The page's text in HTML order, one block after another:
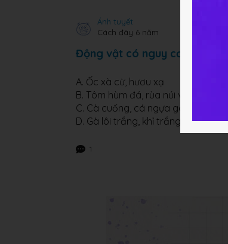
Ánh tuyết
Cách đây 6 năm
Động vật có nguy cơ tuyệt
A. Ốc xà cừ, hươu xạ
B. Tôm hùm đá, rùa núi vàng
C. Cà cuống, cá ngựa gai
D. Gà lôi trắng, khỉ trắng
1